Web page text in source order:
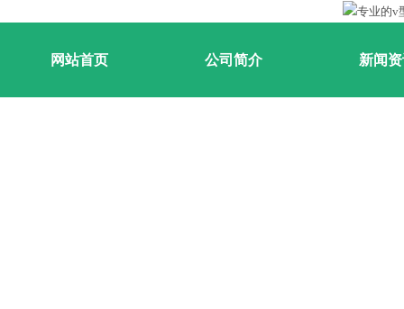
网站首页 公司简介 新闻